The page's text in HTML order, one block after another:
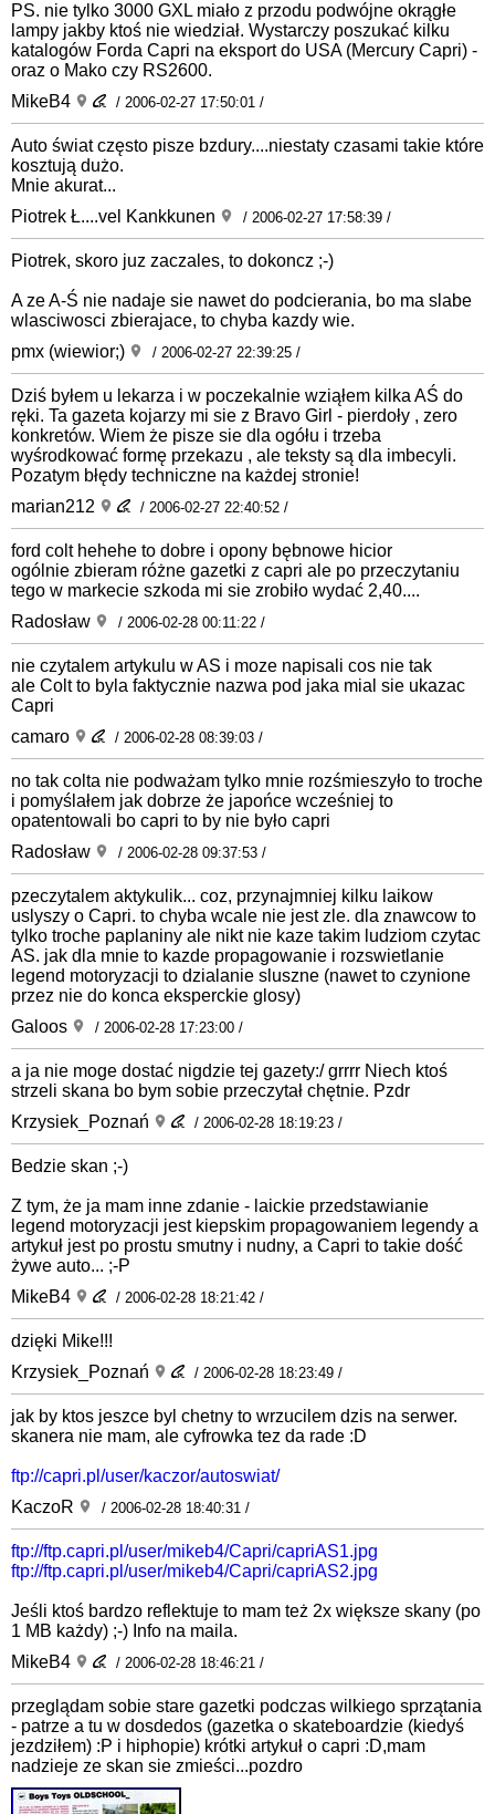
PS. nie tylko 3000 GXL miało z przodu podwójne okrągłe
lampy jakby ktoś nie wiedział. Wystarczy poszukać kilku
katalogów Forda Capri na eksport do USA (Mercury Capri) -
oraz o Mako czy RS2600.
MikeB4
/ 2006-02-27 17:50:01 /
Auto świat często pisze bzdury....niestaty czasami takie które
kosztują dużo.
Mnie akurat...
Piotrek Ł....vel Kankkunen
/ 2006-02-27 17:58:39 /
Piotrek, skoro juz zaczales, to dokoncz ;-)
A ze A-Ś nie nadaje sie nawet do podcierania, bo ma slabe
wlasciwosci zbierajace, to chyba kazdy wie.
pmx (wiewior;)
/ 2006-02-27 22:39:25 /
Dziś byłem u lekarza i w poczekalnie wziąłem kilka AŚ do
ręki. Ta gazeta kojarzy mi sie z Bravo Girl - pierdoły , zero
konkretów. Wiem że pisze sie dla ogółu i trzeba
wyśrodkować formę przekazu , ale teksty są dla imbecyli.
Pozatym błędy techniczne na każdej stronie!
marian212
/ 2006-02-27 22:40:52 /
ford colt hehehe to dobre i opony bębnowe hicior
ogólnie zbieram różne gazetki z capri ale po przeczytaniu
tego w markecie szkoda mi sie zrobiło wydać 2,40....
Radosław
/ 2006-02-28 00:11:22 /
nie czytalem artykulu w AS i moze napisali cos nie tak
ale Colt to byla faktycznie nazwa pod jaka mial sie ukazac
Capri
camaro
/ 2006-02-28 08:39:03 /
no tak colta nie podważam tylko mnie rozśmieszyło to troche
i pomyślałem jak dobrze że japońce wcześniej to
opatentowali bo capri to by nie było capri
Radosław
/ 2006-02-28 09:37:53 /
pzeczytalem aktykulik... coz, przynajmniej kilku laikow
uslyszy o Capri. to chyba wcale nie jest zle. dla znawcow to
tylko troche paplaniny ale nikt nie kaze takim ludziom czytac
AS. jak dla mnie to kazde propagowanie i rozswietlanie
legend motoryzacji to dzialanie sluszne (nawet to czynione
przez nie do konca eksperckie glosy)
Galoos
/ 2006-02-28 17:23:00 /
a ja nie moge dostać nigdzie tej gazety:/ grrrr Niech ktoś
strzeli skana bo bym sobie przeczytał chętnie. Pzdr
Krzysiek_Poznań
/ 2006-02-28 18:19:23 /
Bedzie skan ;-)
Z tym, że ja mam inne zdanie - laickie przedstawianie
legend motoryzacji jest kiepskim propagowaniem legendy a
artykuł jest po prostu smutny i nudny, a Capri to takie dość
żywe auto... ;-P
MikeB4
/ 2006-02-28 18:21:42 /
dzięki Mike!!!
Krzysiek_Poznań
/ 2006-02-28 18:23:49 /
jak by ktos jeszce byl chetny to wrzucilem dzis na serwer.
skanera nie mam, ale cyfrowka tez da rade :D
ftp://capri.pl/user/kaczor/autoswiat/
KaczoR
/ 2006-02-28 18:40:31 /
ftp://ftp.capri.pl/user/mikeb4/Capri/capriAS1.jpg
ftp://ftp.capri.pl/user/mikeb4/Capri/capriAS2.jpg
Jeśli ktoś bardzo reflektuje to mam też 2x większe skany (po
1 MB każdy) ;-) Info na maila.
MikeB4
/ 2006-02-28 18:46:21 /
przeglądam sobie stare gazetki podczas wilkiego sprzątania
- patrze a tu w dosdedos (gazetka o skateboardzie (kiedyś
jezdziłem) :P i hiphopie) krótki artykuł o capri :D,mam
nadzieje ze skan sie zmieści...pozdro